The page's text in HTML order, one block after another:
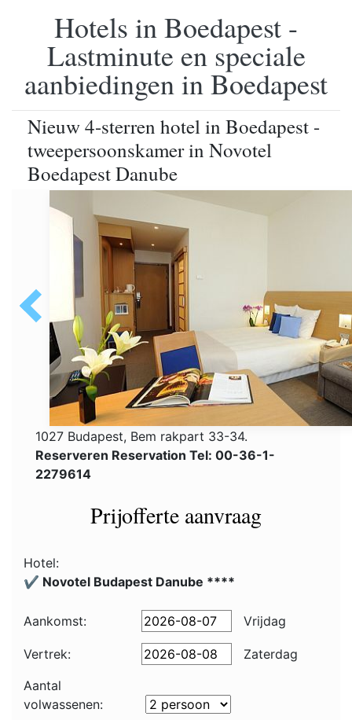
Hotels in Boedapest -
Lastminute en speciale
aanbiedingen in Boedapest
Nieuw 4-sterren hotel in Boedapest -
tweepersoonskamer in Novotel
Boedapest Danube
1027 Budapest, Bem rakpart 33-34.
Reserveren Reservation Tel: 00-36-1-
2279614
Prijofferte aanvraag
Hotel:
✔️ Novotel Budapest Danube ****
Aankomst: Vrijdag
Vertrek:
Zaterdag
Aantal
volwassenen: